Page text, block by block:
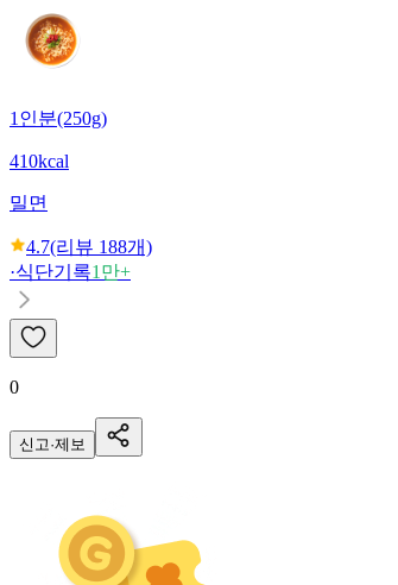
1인분(250g)
410kcal
밀면
4.7(리뷰 188개)
·식단기록1만+
0
신고·제보